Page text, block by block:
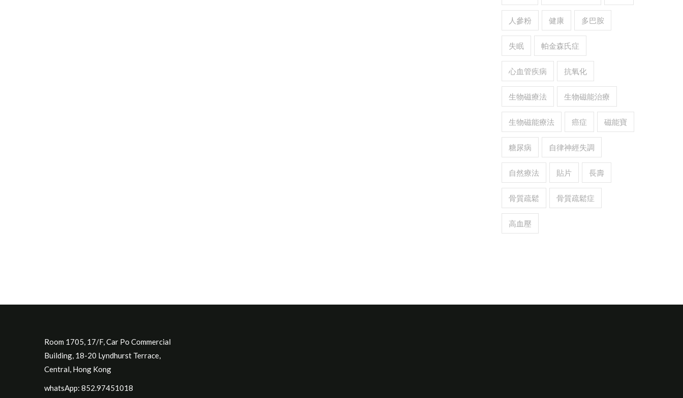
人參粉 健康 多巴胺
失眠 帕金森氏症
心血管疾病 抗氧化
生物磁療法 生物磁能治療
生物磁能療法 癌症 磁能寶
糖尿病 自律神經失調
自然療法 貼片 長壽
骨質疏鬆 骨質疏鬆症
高血壓
Room 1705, 17/F, Car Po Commercial
Building, 18-20 Lyndhurst Terrace,
Central, Hong Kong
whatsApp: 852.97451018